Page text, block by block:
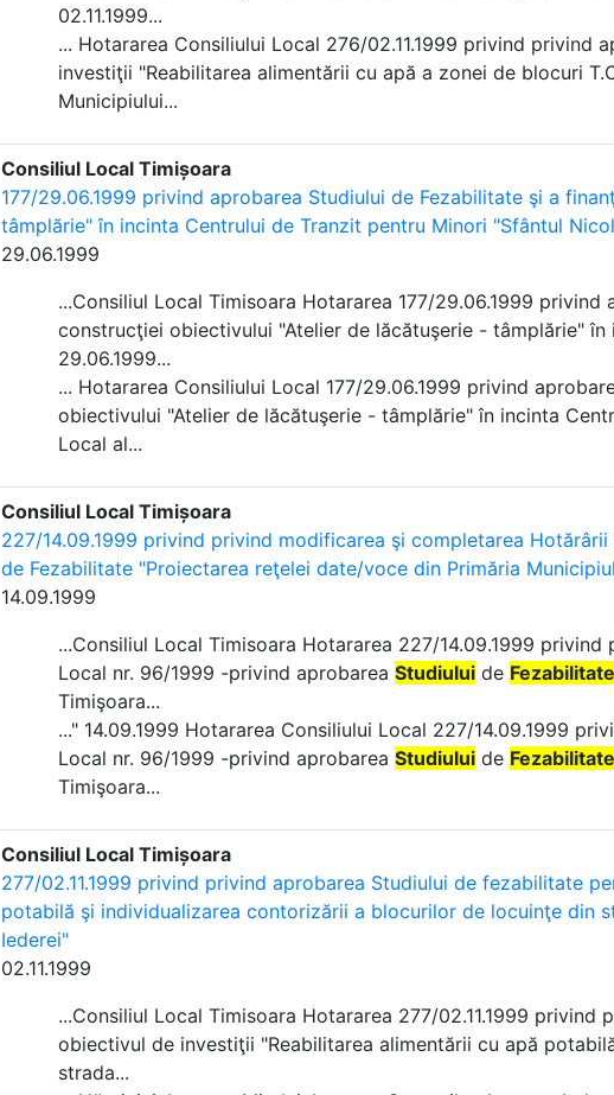
02.11.1999...
... Hotararea Consiliului Local 276/02.11.1999 privind privind
investiţii "Reabilitarea alimentării cu apă a zonei de blocuri
Municipiului...
Consiliul Local Timișoara
177/29.06.1999 privind aprobarea Studiului de Fezabilitate şi a
tâmplărie" în incinta Centrului de Tranzit pentru Minori "Sfântul
29.06.1999
...Consiliul Local Timisoara Hotararea 177/29.06.1999 privind
construcţiei obiectivului "Atelier de lăcătuşerie - tâmplărie"
29.06.1999...
... Hotararea Consiliului Local 177/29.06.1999 privind
obiectivului "Atelier de lăcătuşerie - tâmplărie" în incinta
Local al...
Consiliul Local Timișoara
227/14.09.1999 privind privind modificarea şi completarea
de Fezabilitate "Proiectarea reţelei date/voce din Primăria
14.09.1999
...Consiliul Local Timisoara Hotararea 227/14.09.1999
Local nr. 96/1999 -privind aprobarea Studiului de Fezabilitate
Timişoara...
..." 14.09.1999 Hotararea Consiliului Local 227/14.09.1999
Local nr. 96/1999 -privind aprobarea Studiului de Fezabilitate
Timişoara...
Consiliul Local Timișoara
277/02.11.1999 privind privind aprobarea Studiului de fezabilitate
potabilă şi individualizarea contorizării a blocurilor de locuinţe din
Iederei"
02.11.1999
...Consiliul Local Timisoara Hotararea 277/02.11.1999 privind
obiectivul de investiţii "Reabilitarea alimentării cu apă
strada...